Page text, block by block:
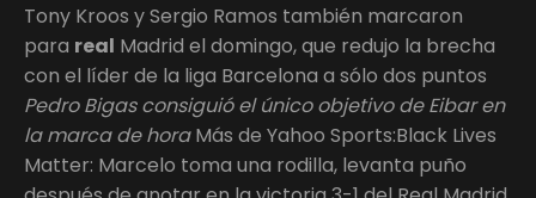
Tony Kroos y Sergio Ramos también marcaron
para real Madrid el domingo, que redujo la brecha
con el líder de la liga Barcelona a sólo dos puntos
Pedro Bigas consiguió el único objetivo de Eibar en
la marca de horaMás de Yahoo Sports:Black Lives
Matter: Marcelo toma una rodilla, levanta puño